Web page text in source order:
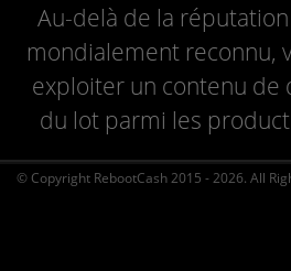
Au-delà de la
mondialement reconnu,
exploiter un contenu de
du lot parmi les
© Copyright RebootCash 2015 - 2026. All